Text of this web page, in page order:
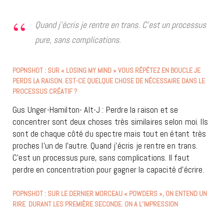
Quand j’écris je rentre en trans. C’est un processus
pure, sans complications.
POPNSHOT : SUR « LOSING MY MIND » VOUS RÉPÉTEZ EN BOUCLE JE
PERDS LA RAISON. EST-CE QUELQUE CHOSE DE NÉCESSAIRE DANS LE
PROCESSUS CRÉATIF ?
Gus Unger-Hamilton- Alt-J : Perdre la raison et se
concentrer sont deux choses très similaires selon moi. Ils
sont de chaque côté du spectre mais tout en étant très
proches l’un de l’autre. Quand j’écris je rentre en trans.
C’est un processus pure, sans complications. Il faut
perdre en concentration pour gagner la capacité d’écrire.
POPNSHOT : SUR LE DERNIER MORCEAU « POWDERS », ON ENTEND UN
RIRE DURANT LES PREMIÈRE SECONDE. ON A L’IMPRESSION